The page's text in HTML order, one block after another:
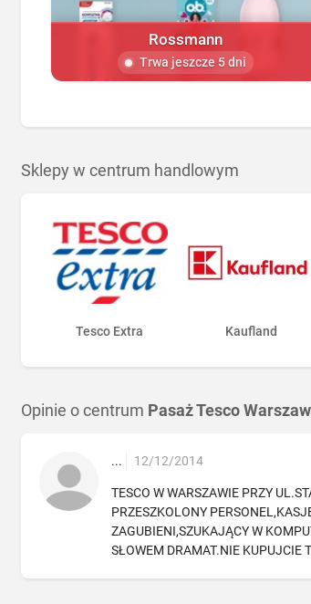
Rossmann
Trwa jeszcze 5 dni
Sklepy w centrum handlowym
Tesco Extra Kaufland
Opinie o centrum Pasaż Tesco
... 12/12/2014
TESCO W WARSZAWIE PRZY
PRZESZKOLONY
ZAGUBIENI,SZUKAJĄCY W
SŁOWEM DRAMAT.NIE KUPUJCIE